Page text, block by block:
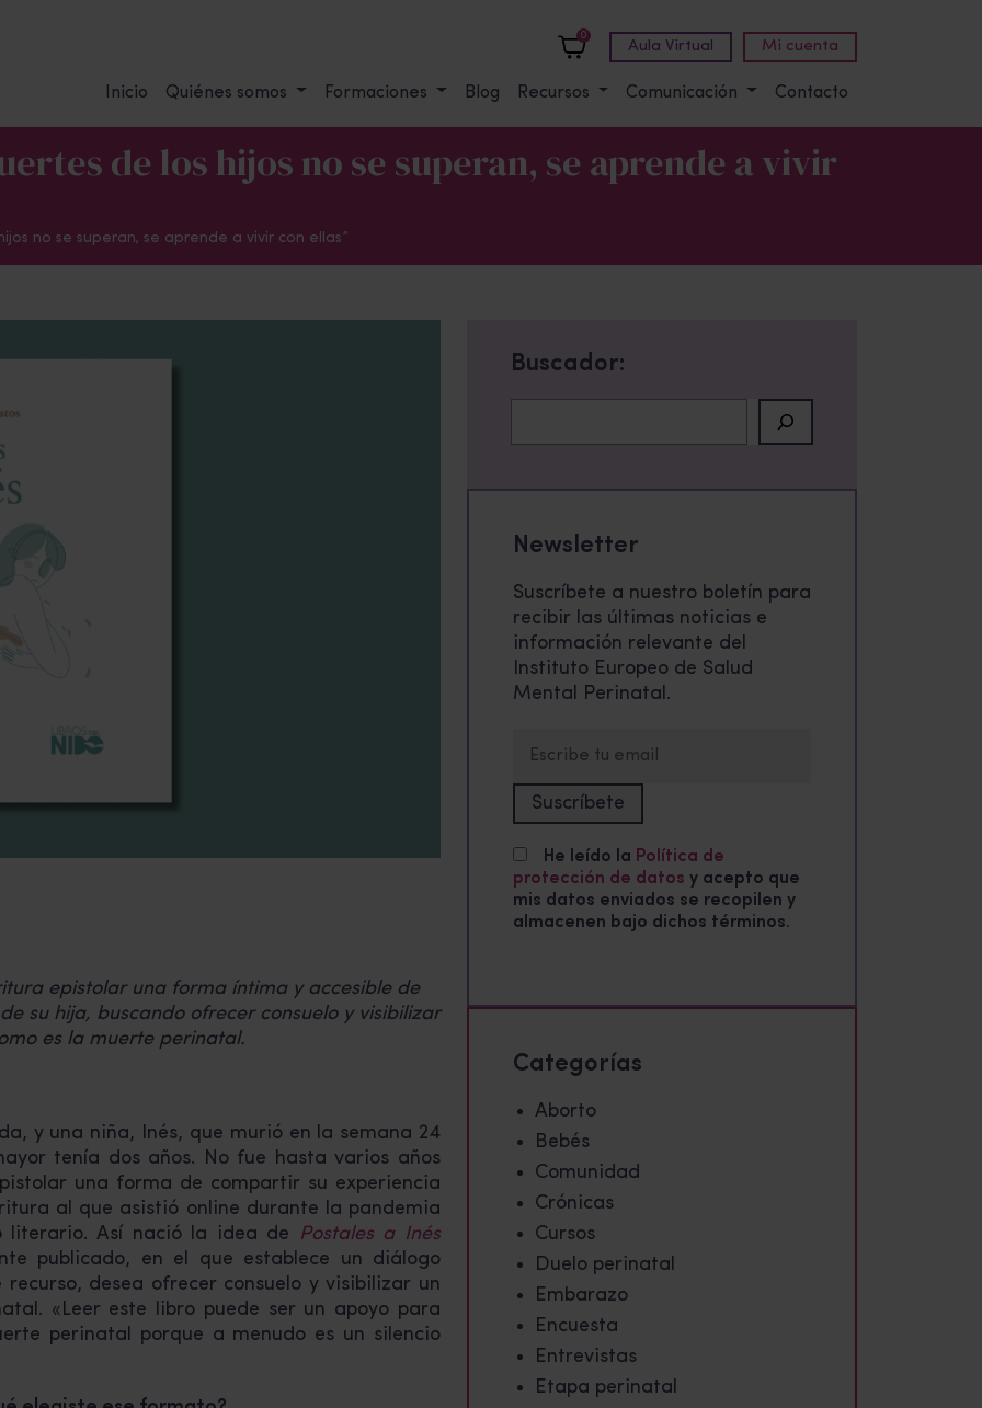
0
Aula Virtual Mi cuenta
Inicio Quiénes somos Formaciones Blog Recursos Comunicación Contacto
de los hijos no se superan, se aprende a vivir
no se superan, se aprende a vivir con ellas”
epistolar una forma íntima y accesible de
su hija, buscando ofrecer consuelo y visibilizar
es la muerte perinatal.
y una niña, Inés, que murió en la semana 24
tenía dos años. No fue hasta varios años
una forma de compartir su experiencia
al que asistió online durante la pandemia
literario. Así nació la idea de
Postales a Inés
publicado, en el que establece un diálogo
desea ofrecer consuelo y visibilizar un
«Leer este libro puede ser un apoyo para
perinatal porque a menudo es un silencio
Buscador:
Newsletter
Suscríbete a nuestro boletín para
recibir las últimas noticias e
información relevante del
Instituto Europeo de Salud
Mental Perinatal.
He leído la Política de
protección de datos y acepto que
mis datos enviados se recopilen y
almacenen bajo dichos términos.
Categorías
Aborto
Bebés
Comunidad
Crónicas
Cursos
Duelo perinatal
Embarazo
Encuesta
Entrevistas
Etapa perinatal